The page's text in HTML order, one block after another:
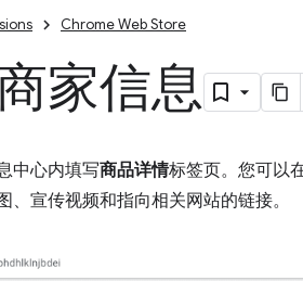
Chrome Web Store
家信息
中心内填写商品详情标签页。您可以
宣传视频和指向相关网站的链接。